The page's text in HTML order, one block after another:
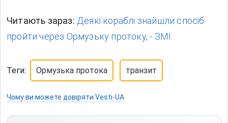
Читають зараз: Деякі кораблі знайшли спосіб
пройти через Ормузьку протоку, - ЗМІ.
Теги: Ормузька протока транзит
Чому ви можете довіряти Vesti-UA